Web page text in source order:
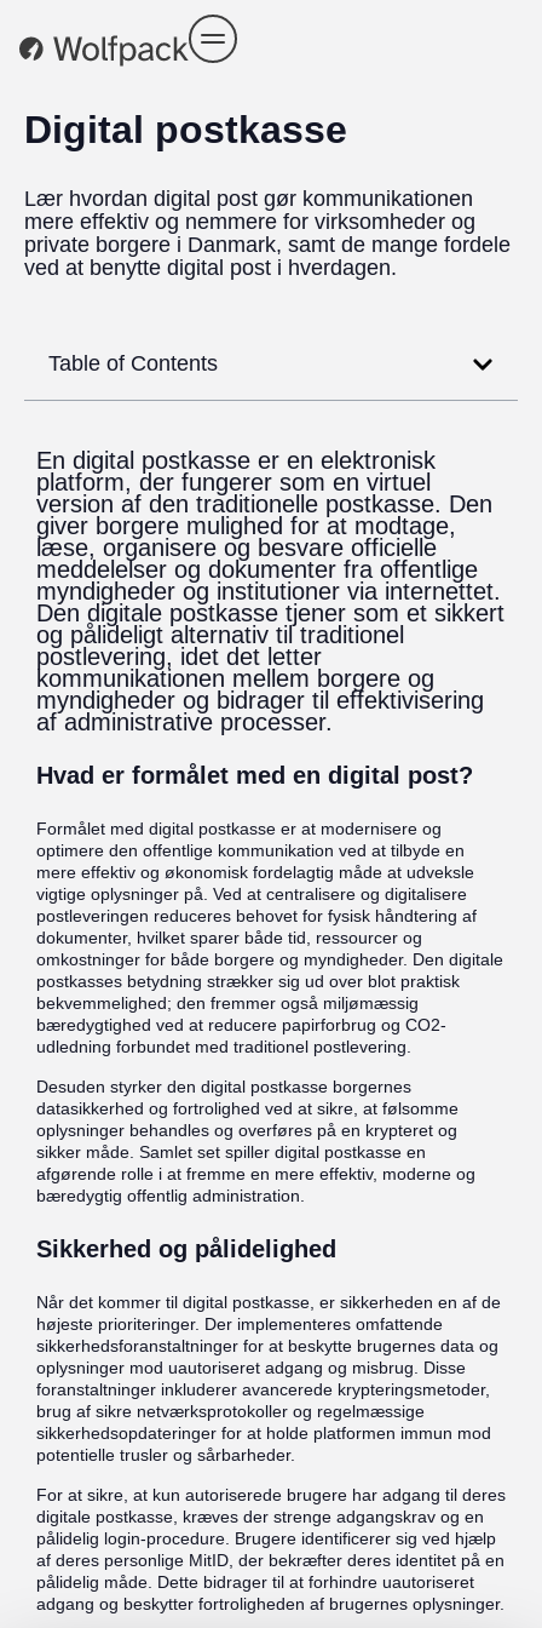
Digital postkasse
Lær hvordan digital post gør kommunikationen
mere effektiv og nemmere for virksomheder og
private borgere i Danmark, samt de mange fordele
ved at benytte digital post i hverdagen.
Table of Contents
En digital postkasse er en elektronisk
platform, der fungerer som en virtuel
version af den traditionelle postkasse. Den
giver borgere mulighed for at modtage,
læse, organisere og besvare officielle
meddelelser og dokumenter fra offentlige
myndigheder og institutioner via internettet.
Den digitale postkasse tjener som et sikkert
og pålideligt alternativ til traditionel
postlevering, idet det letter
kommunikationen mellem borgere og
myndigheder og bidrager til effektivisering
af administrative processer.
Hvad er formålet med en digital post?
Formålet med digital postkasse er at modernisere og
optimere den offentlige kommunikation ved at tilbyde en
mere effektiv og økonomisk fordelagtig måde at udveksle
vigtige oplysninger på. Ved at centralisere og digitalisere
postleveringen reduceres behovet for fysisk håndtering af
dokumenter, hvilket sparer både tid, ressourcer og
omkostninger for både borgere og myndigheder. Den digitale
postkasses betydning strækker sig ud over blot praktisk
bekvemmelighed; den fremmer også miljømæssig
bæredygtighed ved at reducere papirforbrug og CO2-
udledning forbundet med traditionel postlevering.
Desuden styrker den digital postkasse borgernes
datasikkerhed og fortrolighed ved at sikre, at følsomme
oplysninger behandles og overføres på en krypteret og
sikker måde. Samlet set spiller digital postkasse en
afgørende rolle i at fremme en mere effektiv, moderne og
bæredygtig offentlig administration.
Sikkerhed og pålidelighed
Når det kommer til digital postkasse, er sikkerheden en af de
højeste prioriteringer. Der implementeres omfattende
sikkerhedsforanstaltninger for at beskytte brugernes data og
oplysninger mod uautoriseret adgang og misbrug. Disse
foranstaltninger inkluderer avancerede krypteringsmetoder,
brug af sikre netværksprotokoller og regelmæssige
sikkerhedsopdateringer for at holde platformen immun mod
potentielle trusler og sårbarheder.
For at sikre, at kun autoriserede brugere har adgang til deres
digitale postkasse, kræves der strenge adgangskrav og en
pålidelig login-procedure. Brugere identificerer sig ved hjælp
af deres personlige MitID, der bekræfter deres identitet på en
pålidelig måde. Dette bidrager til at forhindre uautoriseret
adgang og beskytter fortroligheden af brugernes oplysninger.